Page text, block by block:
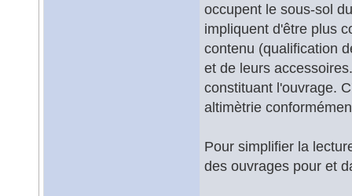
occupent le sous-sol
impliquent d'être plus
contenu (qualification
et de leurs
constituant l'ouvrage.
altimètrie
Pour simplifier la
des ouvrages pour et